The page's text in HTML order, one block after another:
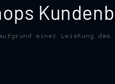
einer Leistung des